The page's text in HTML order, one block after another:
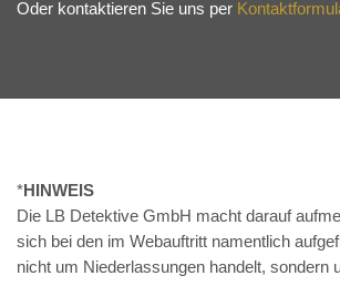
Oder kontaktieren Sie uns per
*HINWEIS
Die LB Detektive GmbH macht darauf
sich bei den im Webauftritt namentlich
nicht um Niederlassungen handelt, sondern